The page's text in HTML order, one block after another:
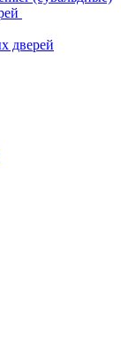
дверей